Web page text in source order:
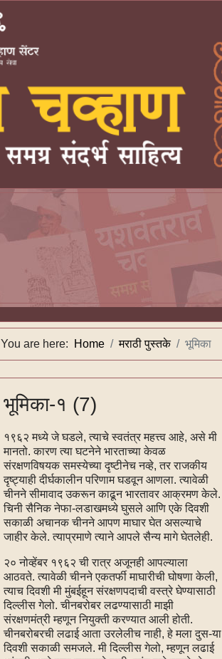
You are here: Home मराठी पुस्तके भूमिका
भूमिका-१ (7)
१९६२ मध्ये जे घडले, त्याचे स्वतंत्र महत्त्व आहे, असे मी
मानतो. कारण त्या घटनेने भारताच्या केवळ
संरक्षणविषयक समस्येच्या दृष्टीनेच नव्हे, तर राजकीय
दृष्ट्याही दीर्घकालीन परिणाम घडवून आणला. त्यावेळी
चीनने सीमावाद उकरून काढून भारतावर आक्रमण केले.
चिनी सैनिक नेफा-लडाखमध्ये घुसले आणि एके दिवशी
सकाळी अचानक चीनने आपण माघार घेत असल्याचे
जाहीर केले. त्याप्रमाणे त्याने आपले सैन्य मागे घेतलेही.
२० नोव्हेंबर १९६२ ची रात्र अजूनही आपल्याला
आठवते. त्यावेळी चीनने एकतर्फी माघारीची घोषणा केली,
त्याच दिवशी मी मुंबईहून संरक्षणपदाची वस्त्रे घेण्यासाठी
दिल्लीस गेलो. चीनबरोबर लढण्यासाठी माझी
संरक्षणमंत्री म्हणून नियुक्ती करण्यात आली होती.
चीनबरोबरची लढाई आता उरलेलीच नाही, हे मला दुस-या
दिवशी सकाळी समजले. मी दिल्लीस गेलो, म्हणून लढाई